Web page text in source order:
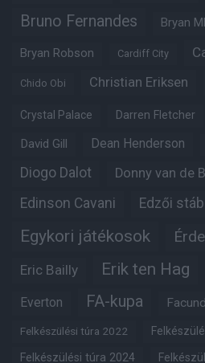
Bruno Fernandes Bryan
Bryan Robson Cardiff City
Chido Obi Christian Eriksen
Crystal Palace Darren Fletcher
David Gill Dean Henderson
Diogo Dalot Donny van de
Edinson Cavani Edzői stáb
Egykori játékosok
Eric Bailly Erik ten Hag
Everton FA-kupa
Felkészülési túra 2022
Felkészülési túra 2024